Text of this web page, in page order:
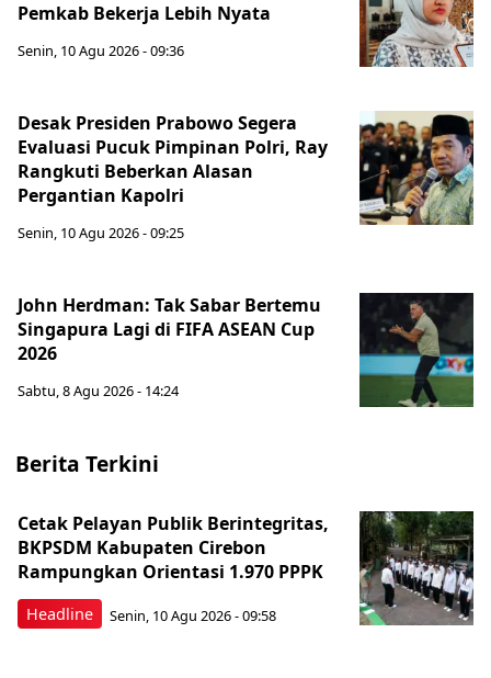
Pemkab Bekerja Lebih Nyata
Senin, 10 Agu 2026 - 09:36
Desak Presiden Prabowo Segera
Evaluasi Pucuk Pimpinan Polri, Ray
Rangkuti Beberkan Alasan
Pergantian Kapolri
Senin, 10 Agu 2026 - 09:25
John Herdman: Tak Sabar Bertemu
Singapura Lagi di FIFA ASEAN Cup
2026
Sabtu, 8 Agu 2026 - 14:24
Berita Terkini
Headline
Cetak Pelayan Publik Berintegritas,
BKPSDM Kabupaten Cirebon
Rampungkan Orientasi 1.970 PPPK
Senin, 10 Agu 2026 - 09:58